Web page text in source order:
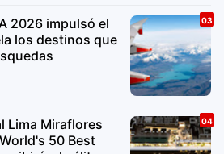
2026 impulsó el
los destinos que
Lima Miraflores
50 Best